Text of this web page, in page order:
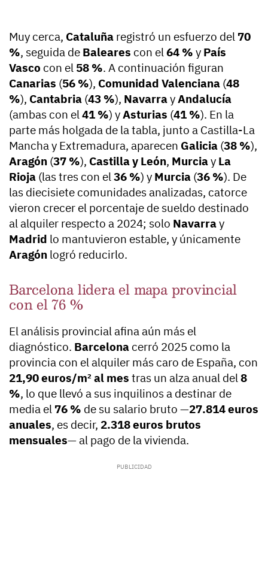
Muy cerca, Cataluña registró un esfuerzo del 70
%, seguida de Baleares con el64 % y País
Vasco con el 58 %. A continuación figuran
Canarias (56 %), Comunidad Valenciana (48
%), Cantabria (43 %), NavarrayAndalucía
(ambas con el41 %) yAsturias (41 %). En la
parte más holgada de la tabla, junto a Castilla-La
Mancha y Extremadura, aparecen Galicia (38 %),
Aragón (37 %), Castilla y León, Murciay La
Rioja (las tres con el36 %) y Murcia (36 %). De
las diecisiete comunidades analizadas, catorce
vieron crecer el porcentaje de sueldo destinado
al alquiler respecto a 2024; solo Navarray
Madrid lo mantuvieron estable, y únicamente
Aragón logró reducirlo.
Barcelona lidera el mapa provincial
con el 76 %
El análisis provincial afina aún más el
diagnóstico. Barcelona cerró 2025 como la
provincia con el alquiler más caro de España, con
21,90 euros/m² al mes tras un alza anual del8
%, lo que llevó a sus inquilinos a destinar de
media el 76 % de su salario bruto —27.814 euros
anuales, es decir, 2.318 euros brutos
mensuales— al pago de la vivienda.